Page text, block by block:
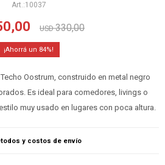
10037
USD 330,00
84
Oostrum, construido en metal negro
Es ideal para comedores, livings o
muy usado en lugares con poca altura.
y costos de envío